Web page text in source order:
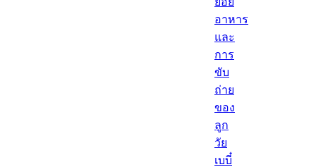
อาหาร
และ
การ
ขับ
ถ่าย
ของ
ลูก
วัย
เบบี๋